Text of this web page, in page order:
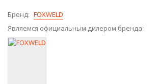
Бренд: FOXWELD
Являемся официальным дилером бренда: